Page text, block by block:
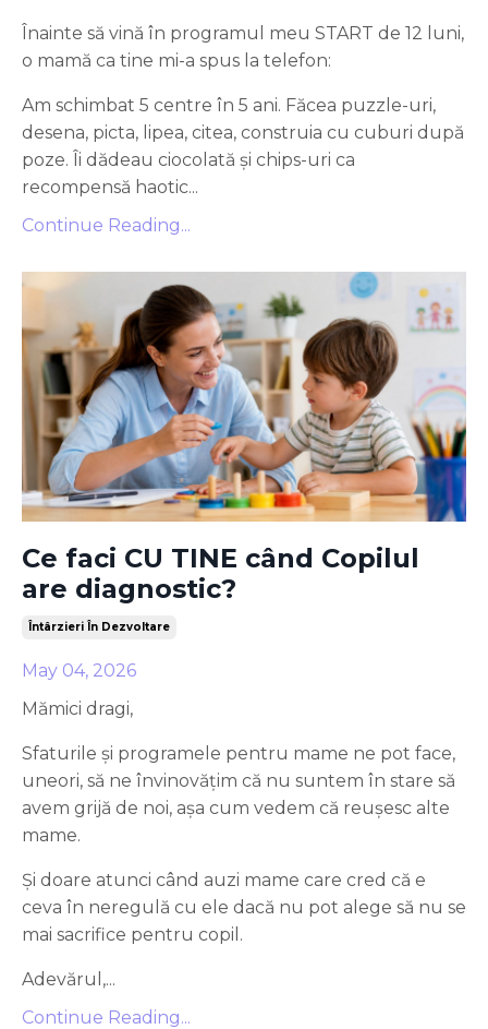
Înainte să vină în programul meu START de 12 luni,
o mamă ca tine mi-a spus la telefon:
Am schimbat 5 centre în 5 ani. Făcea puzzle-uri,
desena, picta, lipea, citea, construia cu cuburi după
poze. Îi dădeau ciocolată și chips-uri ca
recompensă haotic...
Continue Reading...
Ce faci CU TINE când Copilul
are diagnostic?
Întârzieri În Dezvoltare
May 04, 2026
Mămici dragi,
Sfaturile și programele pentru mame ne pot face,
uneori, să ne învinovățim că nu suntem în stare să
avem grijă de noi, așa cum vedem că reușesc alte
mame.
Și doare atunci când auzi mame care cred că e
ceva în neregulă cu ele dacă nu pot alege să nu se
mai sacrifice pentru copil.
Adevărul,...
Continue Reading...